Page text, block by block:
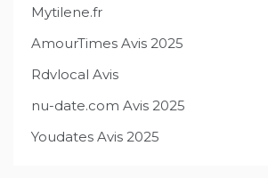
Mytilene.fr
AmourTimes Avis 2025
Rdvlocal Avis
nu-date.com Avis 2025
Youdates Avis 2025